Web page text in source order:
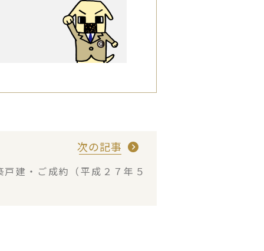
次の記事
建・ご成約（平成２７年５